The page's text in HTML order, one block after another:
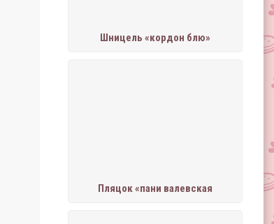
Шницель «кордон блю»
Пляцок «пани валевская